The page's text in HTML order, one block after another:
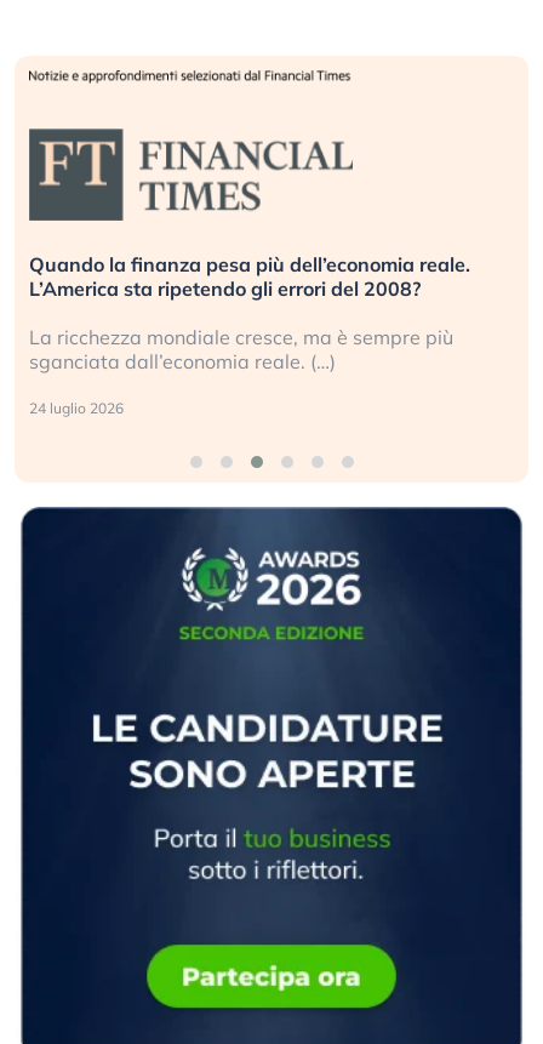
Quando la finanza pesa più dell’economia reale.
L’America sta ripetendo gli errori del 2008?
La ricchezza mondiale cresce, ma è sempre più
sganciata dall’economia reale. (…)
24 luglio 2026